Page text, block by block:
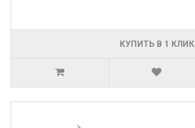
КУПИТЬ В 1 КЛИК